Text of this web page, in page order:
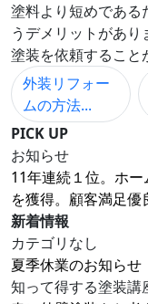
塗料より短めである
うデメリットがあ
塗装を依頼すること
外装リフォー
ムの方法...
PICK UP
お知らせ
11年連続１位。ホ
を獲得。顧客満足優
新着情報
カテゴリなし
夏季休業のお知らせ
知って得する塗装講